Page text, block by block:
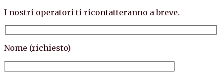
I nostri operatori ti ricontatteranno a breve.
Nome (richiesto)